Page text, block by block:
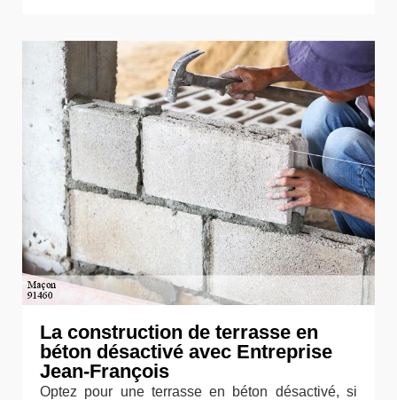
La construction de terrasse en
béton désactivé avec Entreprise
Jean-François
Optez pour une terrasse en béton désactivé, si